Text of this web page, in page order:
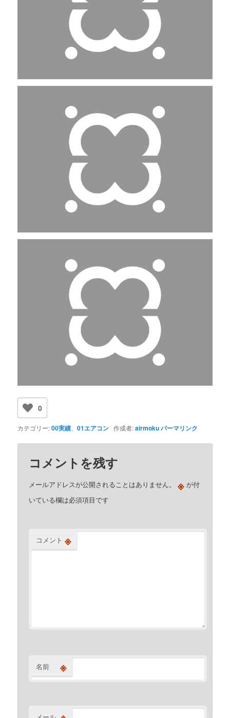
0
カテゴリー:00実績 、01エアコン 作成者:airmokuパーマリンク
コメントを残す
メールアドレスが公開されることはありません。 ※ が付
いている欄は必須項目です
コメント ※
名前 ※